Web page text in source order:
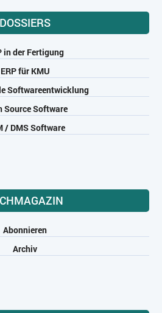
DOSSIERS
in der Fertigung
ERP für KMU
Softwareentwicklung
Source Software
/ DMS Software
Abonnieren
Archiv